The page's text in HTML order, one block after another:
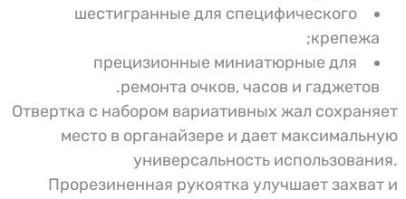
шестигранные для специфического
крепежа;
прецизионные миниатюрные для
ремонта очков, часов и гаджетов.
Отвертка с набором вариативных жал сохраняет
место в органайзере и дает максимальную
универсальность использования.
Прорезиненная рукоятка улучшает захват и